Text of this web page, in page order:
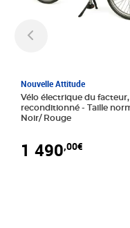
Nouvelle Attitude
Vélo électrique du facteur,
reconditionné - Taille normale -
Noir/ Rouge
1 490,00€